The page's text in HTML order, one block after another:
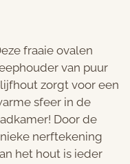
fraaie ovalen
van puur
zorgt voor een
sfeer in de
Door de
nerftekening
het hout is ieder